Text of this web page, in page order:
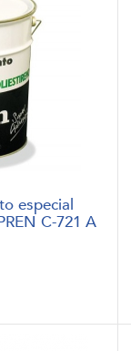
especial
C-721 A